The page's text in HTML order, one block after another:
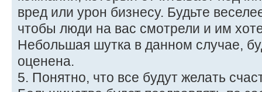
вред или урон бизнесу. Будьте
чтобы люди на вас смотрели и им
Небольшая шутка в данном случае,
оценена.
5. Понятно, что все будут желать